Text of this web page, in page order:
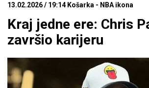
13.02.2026 / 19:14 Košarka - NBA ikona
Kraj jedne ere: Chris
završio karijeru